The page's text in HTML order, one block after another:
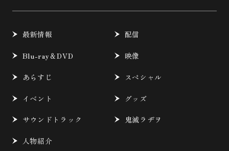
最新情報 配信
Blu-ray＆DVD 映像
あらすじ スペシャル
イベント グッズ
サウンドトラック 鬼滅ラヂヲ
人物紹介